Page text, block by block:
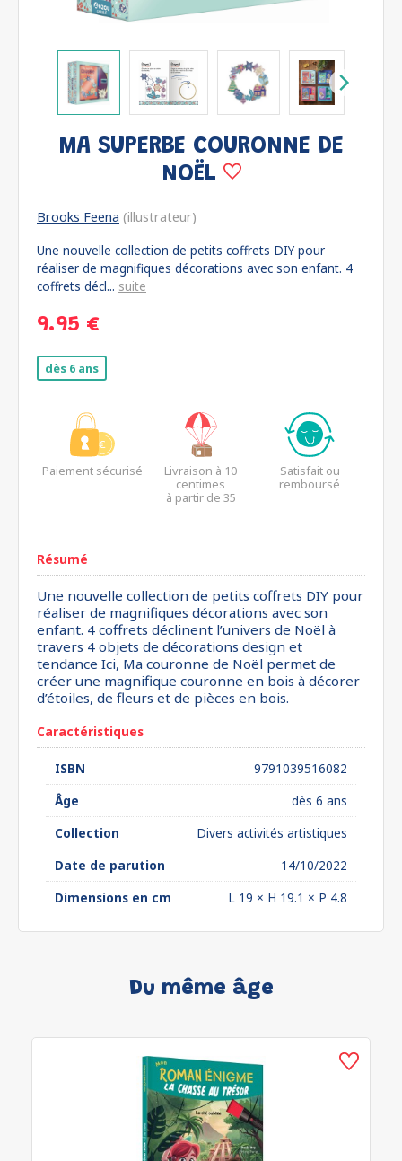
MA SUPERBE COURONNE DE
NOËL
Brooks Feena (illustrateur)
Une nouvelle collection de petits coffrets DIY pour
réaliser de magnifiques décorations avec son enfant. 4
coffrets décl... suite
9.95 €
dès 6 ans
Paiement sécurisé
Livraison à 10
centimes
à partir de 35
Satisfait ou
remboursé
Résumé
Une nouvelle collection de petits coffrets DIY pour
réaliser de magnifiques décorations avec son
enfant. 4 coffrets déclinent l’univers de Noël à
travers 4 objets de décorations design et
tendance Ici, Ma couronne de Noël permet de
créer une magnifique couronne en bois à décorer
d’étoiles, de fleurs et de pièces en bois.
Caractéristiques
ISBN
9791039516082
Âge
dès 6 ans
Collection
Divers activités artistiques
Date de parution
14/10/2022
Dimensions en cm
L 19 × H 19.1 × P 4.8
Du même âge